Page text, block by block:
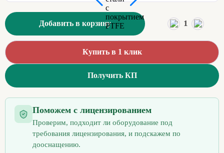
Добавить в корзину 1
Купить в 1 клик
Получить КП
Поможем с лицензированием
Проверим, подходит ли оборудование под
требования лицензирования, и подскажем по
дооснащению.